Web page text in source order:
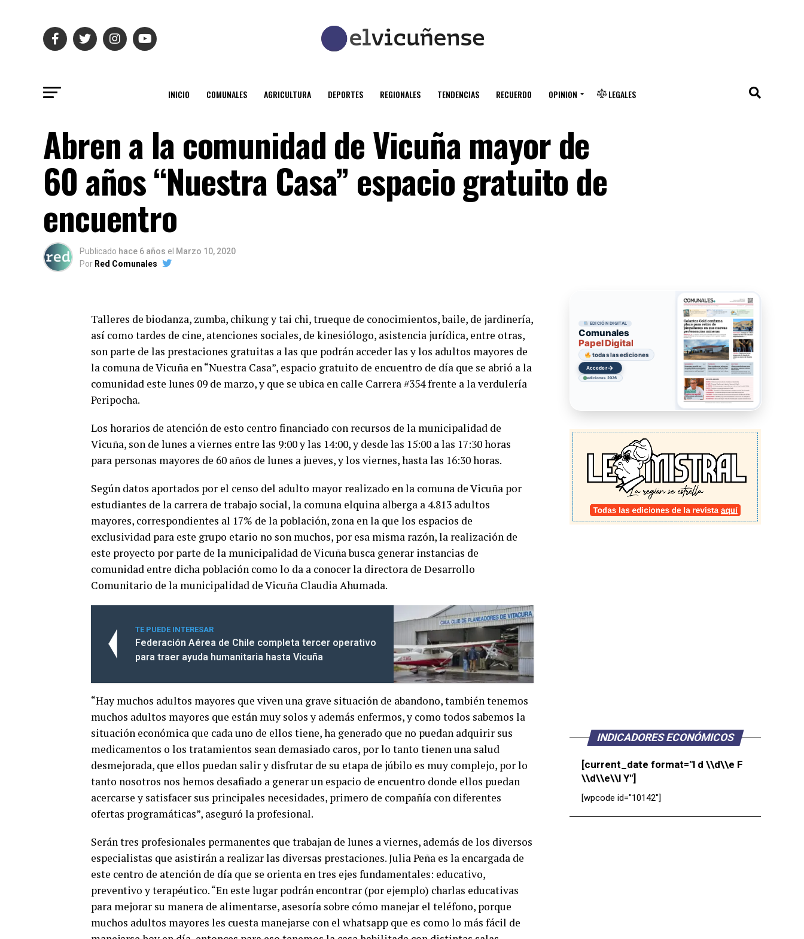
INICIO COMUNALES AGRICULTURA DEPORTES REGIONALES TENDENCIAS RECUERDO OPINION LEGALES
Abren a la comunidad de Vicuña mayor de
60 años “Nuestra Casa” espacio gratuito de
encuentro
Publicado hace 6 años el Marzo 10, 2020
Por Red Comunales
Talleres de biodanza, zumba, chikung y tai chi, trueque de conocimientos, baile, de jardinería,
así como tardes de cine, atenciones sociales, de kinesiólogo, asistencia jurídica, entre otras,
son parte de las prestaciones gratuitas a las que podrán acceder las y los adultos mayores de
la comuna de Vicuña en “Nuestra Casa”, espacio gratuito de encuentro de día que se abrió a la
comunidad este lunes 09 de marzo, y que se ubica en calle Carrera #354 frente a la verdulería
Peripocha.
Los horarios de atención de esto centro financiado con recursos de la municipalidad de
Vicuña, son de lunes a viernes entre las 9:00 y las 14:00, y desde las 15:00 a las 17:30 horas
para personas mayores de 60 años de lunes a jueves, y los viernes, hasta las 16:30 horas.
Según datos aportados por el censo del adulto mayor realizado en la comuna de Vicuña por
estudiantes de la carrera de trabajo social, la comuna elquina alberga a 4.813 adultos
mayores, correspondientes al 17% de la población, zona en la que los espacios de
exclusividad para este grupo etario no son muchos, por esa misma razón, la realización de
este proyecto por parte de la municipalidad de Vicuña busca generar instancias de
comunidad entre dicha población como lo da a conocer la directora de Desarrollo
Comunitario de la municipalidad de Vicuña Claudia Ahumada.
TE PUEDE INTERESAR
Federación Aérea de Chile completa tercer operativo
para traer ayuda humanitaria hasta Vicuña
“Hay muchos adultos mayores que viven una grave situación de abandono, también tenemos
muchos adultos mayores que están muy solos y además enfermos, y como todos sabemos la
situación económica que cada uno de ellos tiene, ha generado que no puedan adquirir sus
medicamentos o los tratamientos sean demasiado caros, por lo tanto tienen una salud
desmejorada, que ellos puedan salir y disfrutar de su etapa de júbilo es muy complejo, por lo
tanto nosotros nos hemos desafiado a generar un espacio de encuentro donde ellos puedan
acercarse y satisfacer sus principales necesidades, primero de compañía con diferentes
ofertas programáticas”, aseguró la profesional.
Serán tres profesionales permanentes que trabajan de lunes a viernes, además de los diversos
especialistas que asistirán a realizar las diversas prestaciones. Julia Peña es la encargada de
este centro de atención de día que se orienta en tres ejes fundamentales: educativo,
preventivo y terapéutico. “En este lugar podrán encontrar (por ejemplo) charlas educativas
para mejorar su manera de alimentarse, asesoría sobre cómo manejar el teléfono, porque
muchos adultos mayores les cuesta manejarse con el whatsapp que es como lo más fácil de
EDICIÓN DIGITAL
Comunales
Papel Digital
todas las ediciones
Acceder→
ediciones 2026
INDICADORES ECONÓMICOS
[current_date format="l d \\d\\e F
\\d\\e\\l Y"]
[wpcode id="10142"]